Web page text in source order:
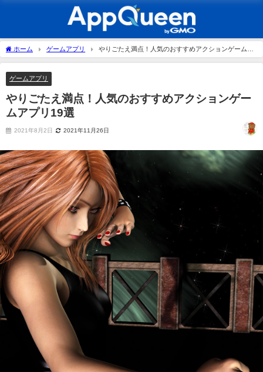
ホーム ゲームアプリ
やりごたえ満点！人気のおすすめアクションゲームア
プリ19選
ゲームアプリ
やりごたえ満点！人気のおすすめアクションゲー
ムアプリ19選
2021年8月2日 2021年11月26日